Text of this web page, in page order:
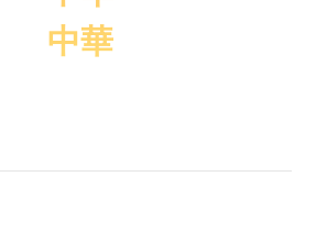
中華